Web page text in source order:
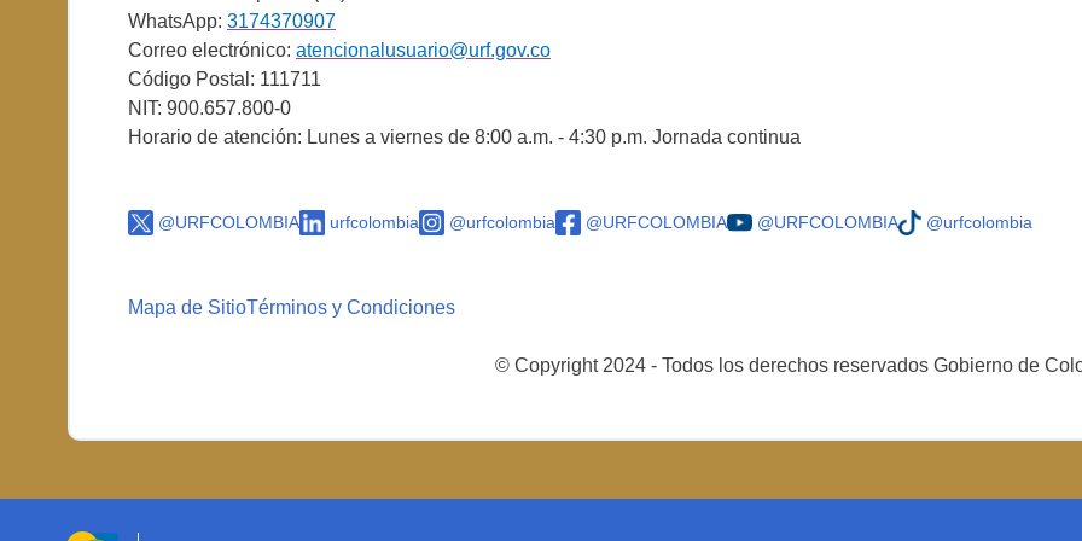
WhatsApp: 3174370907
Correo electrónico: atencionalusuario@urf.gov.co
Código Postal: 111711
NIT: 900.657.800-0
Horario de atención: Lunes a viernes de 8:00 a.m. - 4:30 p.m. Jornada continua
@URFCOLOMBIA urfcolombia @urfcolombia @URFCOLOMBIA @URFCOLOMBIA @urfcolombia
Mapa de SitioTérminos y Condiciones
© Copyright 2024 - Todos los derechos reservados Gobierno de